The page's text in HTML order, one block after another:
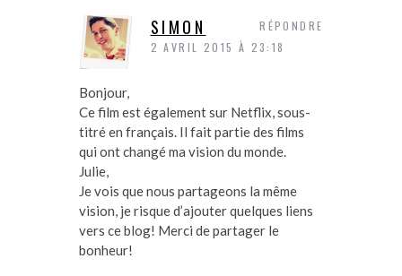
SIMON
2 AVRIL 2015 À 23:18
Bonjour,
Ce film est également sur Netflix, sous-
titré en français. Il fait partie des films
qui ont changé ma vision du monde.
Julie,
Je vois que nous partageons la même
vision, je risque d’ajouter quelques liens
vers ce blog! Merci de partager le
bonheur!
RÉPONDRE